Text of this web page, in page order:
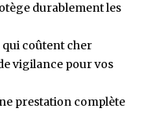
durablement les
qui coûtent cher
vigilance pour vos
prestation complète